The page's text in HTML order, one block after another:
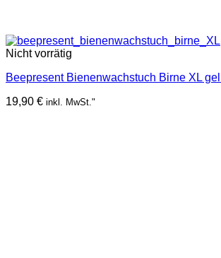
Nicht vorrätig
Beepresent Bienenwachstuch Birne XL
19,90 € inkl. MwSt."